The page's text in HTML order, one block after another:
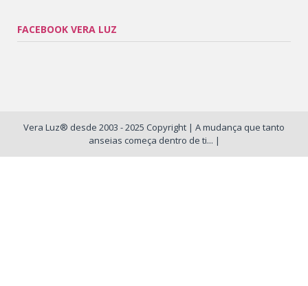
FACEBOOK VERA LUZ
Vera Luz® desde 2003 - 2025 Copyright | A mudança que tanto
anseias começa dentro de ti... |